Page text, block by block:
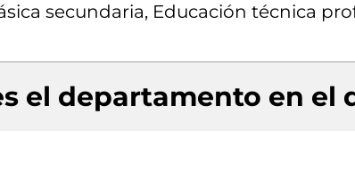
secundaria, Educación técnica
el departamento en el